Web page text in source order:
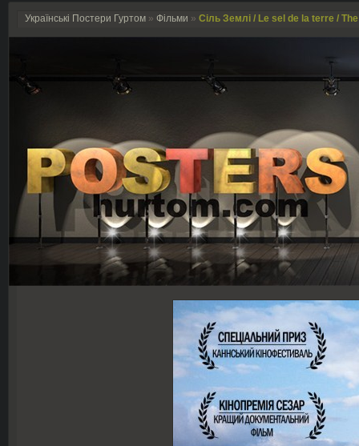
Українські Постери Гуртом » Фільми » Сіль Землі / Le sel de la terre /